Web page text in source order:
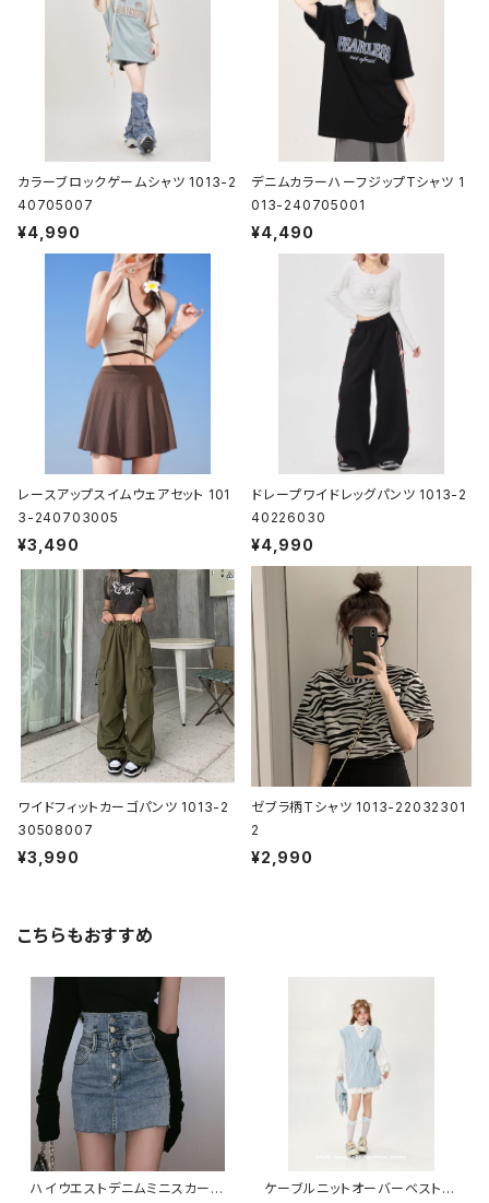
カラーブロックゲームシャツ 1013-2
40705007
¥4,990
デニムカラーハーフジップTシャツ 1
013-240705001
¥4,490
レースアップスイムウェアセット 101
3-240703005
¥3,490
ドレープワイドレッグパンツ 1013-2
40226030
¥4,990
ワイドフィットカーゴパンツ 1013-2
30508007
¥3,990
ゼブラ柄Tシャツ 1013-22032301
2
¥2,990
こちらもおすすめ
ハイウエストデニムミニスカート
ケーブルニットオーバーベスト 1